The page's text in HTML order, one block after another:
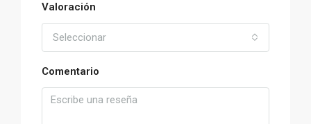
Valoración
Seleccionar
Comentario